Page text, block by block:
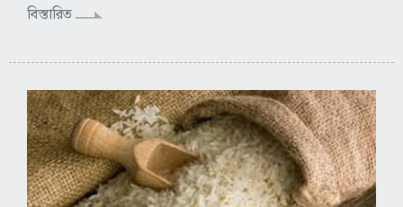
বিস্তারিত